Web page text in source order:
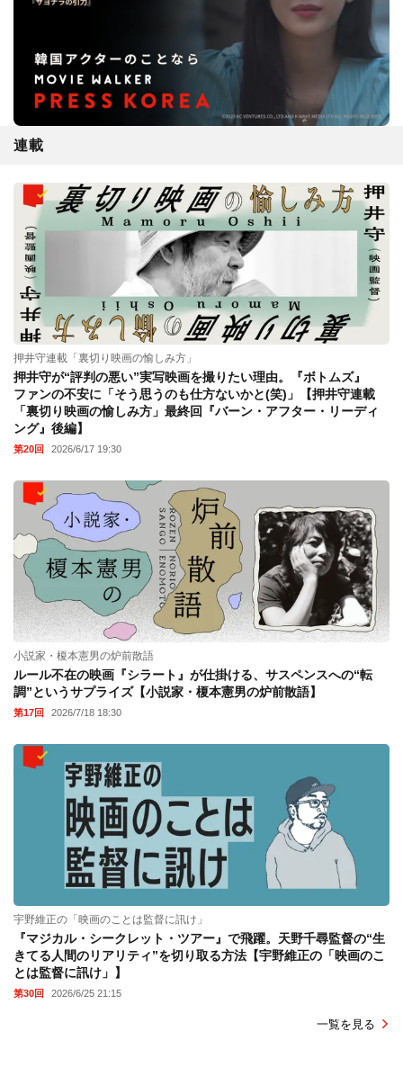
連載
押井守連載「裏切り映画の愉しみ方」
押井守が“評判の悪い”実写映画を撮りたい理由。『ボトムズ』
ファンの不安に「そう思うのも仕方ないかと(笑)」【押井守連載
「裏切り映画の愉しみ方」最終回『バーン・アフター・リーディ
ング』後編】
第20回 2026/6/17 19:30
小説家・榎本憲男の炉前散語
ルール不在の映画『シラート』が仕掛ける、サスペンスへの“転
調”というサプライズ【小説家・榎本憲男の炉前散語】
第17回 2026/7/18 18:30
宇野維正の「映画のことは監督に訊け」
『マジカル・シークレット・ツアー』で飛躍。天野千尋監督の“生
きてる人間のリアリティ”を切り取る方法【宇野維正の「映画のこ
とは監督に訊け」】
第30回 2026/6/25 21:15
一覧を見る